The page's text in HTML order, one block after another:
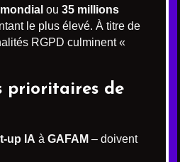
ou 35 millions
le plus élevé. À titre de
RGPD culminent «
prioritaires de
up IA à GAFAM – doivent